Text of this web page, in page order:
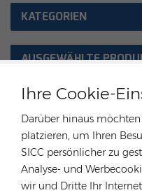
Ihre Cookie-
Darüber hinaus
platzieren, um Ihren
SICC persönlicher zu
Analyse- und
wir und Dritte Ihr
KATEGORIEN
AUSGEWÄHLTE
KONTAKTIEREN SIE
Deutschland